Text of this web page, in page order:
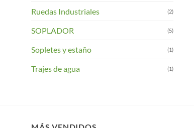
Ruedas Industriales (2)
SOPLADOR (5)
Sopletes y estaño (1)
Trajes de agua (1)